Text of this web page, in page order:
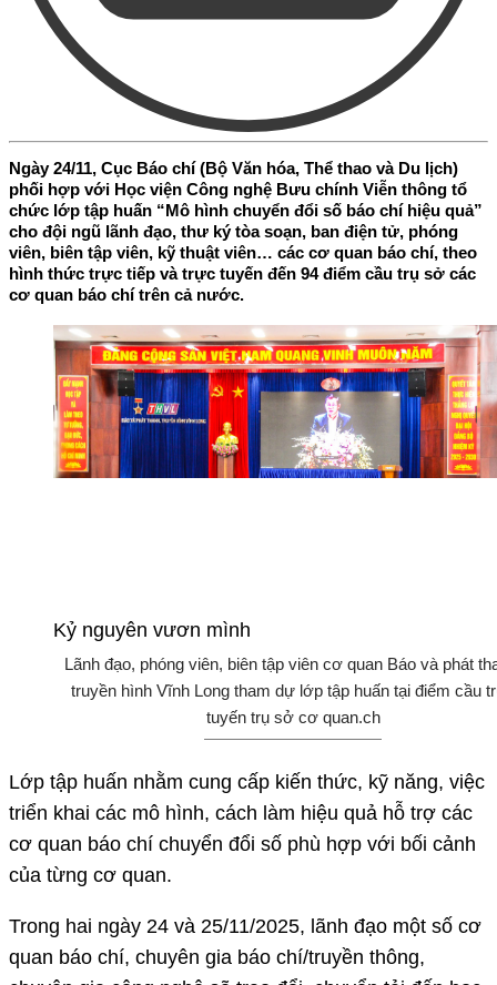
Ngày 24/11, Cục Báo chí (Bộ Văn hóa, Thể thao và Du lịch)
phối hợp với Học viện Công nghệ Bưu chính Viễn thông tổ
chức lớp tập huấn “Mô hình chuyển đổi số báo chí hiệu quả”
cho đội ngũ lãnh đạo, thư ký tòa soạn, ban điện tử, phóng
viên, biên tập viên, kỹ thuật viên… các cơ quan báo chí, theo
hình thức trực tiếp và trực tuyến đến 94 điểm cầu trụ sở các
cơ quan báo chí trên cả nước.
Kỷ nguyên vươn mình
triển khai các mô hình, cách làm hiệu quả hỗ trợ các
cơ quan báo chí chuyển đổi số phù hợp với bối cảnh
của từng cơ quan.
quan báo chí, chuyên gia báo chí/truyền thông,
chuyên gia công nghệ sẽ trao đổi, chuyển tải đến học
viên các chuyên đề về: Tư duy tòa soạn hội tụ và đa
nền tảng; Chuyển đổi số trong bối cảnh báo chí hiện
đại; Chiến lược tiếp cận và giữ chân độc giả số; Kỹ
năng sản xuất nội dung đa phương tiện; Trí tuệ nhân
tạo (AI) cho nhà báo; Tòa soạn 2.0 - từ Newsroom